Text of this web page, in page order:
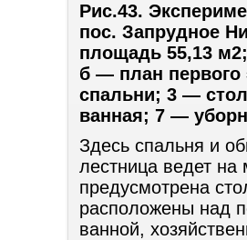
Рис.43.
пос. Запрудное
площадь 55,13
б — план
спальни; 3 —
ванная; 7 —
Здесь спальня и
лестница ведет
предусмотрена
расположены над
ванной,